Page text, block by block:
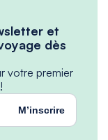
et
dès
votre premier
M’inscrire